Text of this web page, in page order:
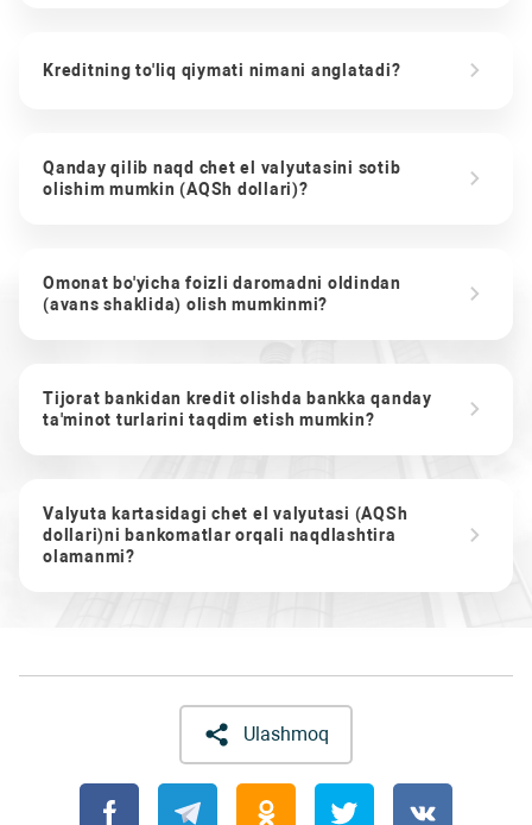
Kreditning to'liq qiymati nimani anglatadi?
Qanday qilib naqd chet el valyutasini sotib
olishim mumkin (AQSh dollari)?
Omonat bo'yicha foizli daromadni oldindan
(avans shaklida) olish mumkinmi?
Tijorat bankidan kredit olishda bankka qanday
ta'minot turlarini taqdim etish mumkin?
Valyuta kartasidagi chet el valyutasi (AQSh
dollari)ni bankomatlar orqali naqdlashtira
olamanmi?
Ulashmoq